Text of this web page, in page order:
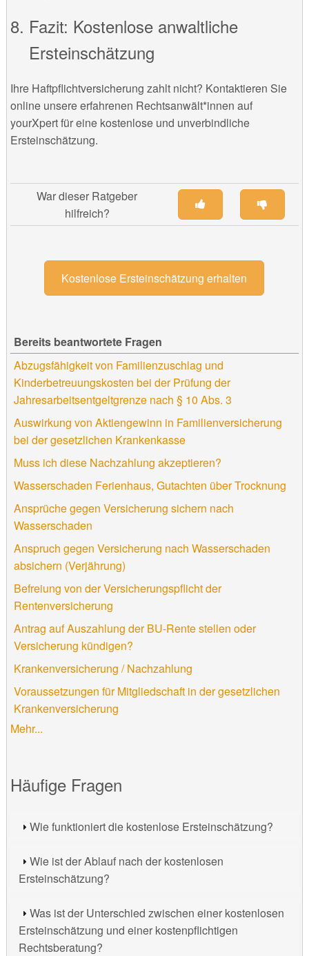
Fazit: Kostenlose anwaltliche
Ersteinschätzung
Ihre Haftpflichtversicherung zahlt nicht? Kontaktieren Sie
online unsere erfahrenen Rechtsanwält*innen auf
yourXpert für eine kostenlose und unverbindliche
Ersteinschätzung.
War dieser Ratgeber
hilfreich?
Kostenlose Ersteinschätzung erhalten
Bereits beantwortete Fragen
Abzugsfähigkeit von Familienzuschlag und
Kinderbetreuungskosten bei der Prüfung der
Jahresarbeitsentgeltgrenze nach § 10 Abs. 3
Auswirkung von Aktiengewinn in Familienversicherung
bei der gesetzlichen Krankenkasse
Muss ich diese Nachzahlung akzeptieren?
Wasserschaden Ferienhaus, Gutachten über Trocknung
Ansprüche gegen Versicherung sichern nach
Wasserschaden
Anspruch gegen Versicherung nach Wasserschaden
absichern (Verjährung)
Befreiung von der Versicherungspflicht der
Rentenversicherung
Antrag auf Auszahlung der BU-Rente stellen oder
Versicherung kündigen?
Krankenversicherung / Nachzahlung
Voraussetzungen für Mitgliedschaft in der gesetzlichen
Krankenversicherung
Mehr...
Häufige Fragen
Wie funktioniert die kostenlose Ersteinschätzung?
Wie ist der Ablauf nach der kostenlosen
Ersteinschätzung?
Was ist der Unterschied zwischen einer kostenlosen
Ersteinschätzung und einer kostenpflichtigen
Rechtsberatung?